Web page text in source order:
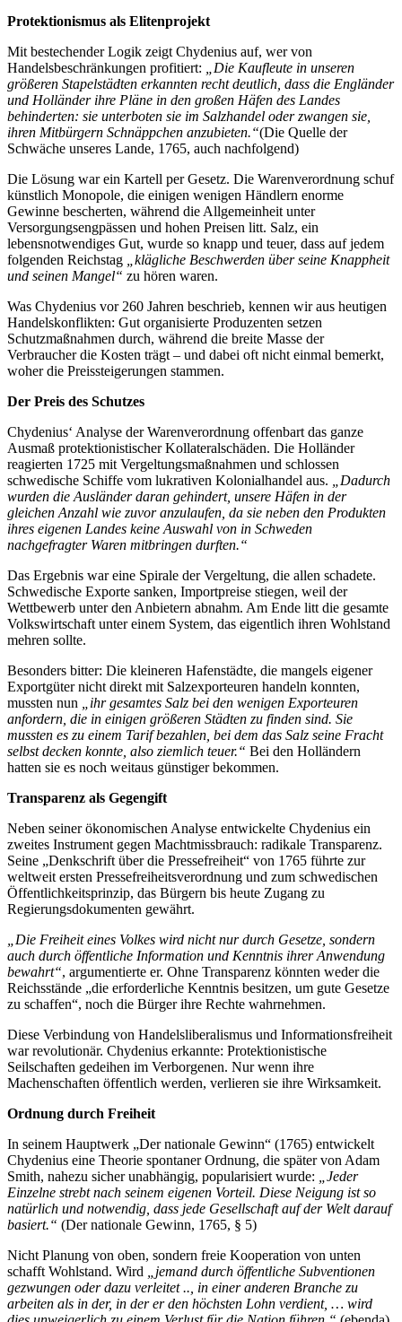
Protektionismus als Elitenprojekt
Mit bestechender Logik zeigt Chydenius auf, wer von
Handelsbeschränkungen profitiert:
„Die Kaufleute in unseren
größeren Stapelstädten erkannten recht deutlich, dass die Engländer
und Holländer ihre Pläne in den großen Häfen des Landes
behinderten: sie unterboten sie im Salzhandel oder zwangen sie,
ihren Mitbürgern Schnäppchen anzubieten.“(Die Quelle der
Schwäche unseres Lande, 1765, auch nachfolgend)
Die Lösung war ein Kartell per Gesetz. Die Warenverordnung schuf
künstlich Monopole, die einigen wenigen Händlern enorme
Gewinne bescherten, während die Allgemeinheit unter
Versorgungsengpässen und hohen Preisen litt. Salz, ein
lebensnotwendiges Gut, wurde so knapp und teuer, dass auf jedem
folgenden Reichstag
„klägliche Beschwerden über seine Knappheit
und seinen Mangel“ zu hören waren.
Was Chydenius vor 260 Jahren beschrieb, kennen wir aus heutigen
Handelskonflikten: Gut organisierte Produzenten setzen
Schutzmaßnahmen durch, während die breite Masse der
Verbraucher die Kosten trägt – und dabei oft nicht einmal bemerkt,
woher die Preissteigerungen stammen.
Der Preis des Schutzes
Chydenius‘ Analyse der Warenverordnung offenbart das ganze
Ausmaß protektionistischer Kollateralschäden. Die Holländer
reagierten 1725 mit Vergeltungsmaßnahmen und schlossen
schwedische Schiffe vom lukrativen Kolonialhandel aus.
„Dadurch
wurden die Ausländer daran gehindert, unsere Häfen in der
gleichen Anzahl wie zuvor anzulaufen, da sie neben den Produkten
ihres eigenen Landes keine Auswahl von in Schweden
nachgefragter Waren mitbringen durften.“
Das Ergebnis war eine Spirale der Vergeltung, die allen schadete.
Schwedische Exporte sanken, Importpreise stiegen, weil der
Wettbewerb unter den Anbietern abnahm. Am Ende litt die gesamte
Volkswirtschaft unter einem System, das eigentlich ihren Wohlstand
mehren sollte.
Besonders bitter: Die kleineren Hafenstädte, die mangels eigener
Exportgüter nicht direkt mit Salzexporteuren handeln konnten,
mussten nun
„ihr gesamtes Salz bei den wenigen Exporteuren
anfordern, die in einigen größeren Städten zu finden sind. Sie
mussten es zu einem Tarif bezahlen, bei dem das Salz seine Fracht
selbst decken konnte, also ziemlich teuer.“ Bei den Holländern
hatten sie es noch weitaus günstiger bekommen.
Transparenz als Gegengift
Neben seiner ökonomischen Analyse entwickelte Chydenius ein
zweites Instrument gegen Machtmissbrauch: radikale Transparenz.
Seine „Denkschrift über die Pressefreiheit“ von 1765 führte zur
weltweit ersten Pressefreiheitsverordnung und zum schwedischen
Öffentlichkeitsprinzip, das Bürgern bis heute Zugang zu
Regierungsdokumenten gewährt.
„Die Freiheit eines Volkes wird nicht nur durch Gesetze, sondern
auch durch öffentliche Information und Kenntnis ihrer Anwendung
bewahrt“, argumentierte er. Ohne Transparenz könnten weder die
Reichsstände „die erforderliche Kenntnis besitzen, um gute Gesetze
zu schaffen“, noch die Bürger ihre Rechte wahrnehmen.
Diese Verbindung von Handelsliberalismus und Informationsfreiheit
war revolutionär. Chydenius erkannte: Protektionistische
Seilschaften gedeihen im Verborgenen. Nur wenn ihre
Machenschaften öffentlich werden, verlieren sie ihre Wirksamkeit.
Ordnung durch Freiheit
In seinem Hauptwerk „Der nationale Gewinn“ (1765) entwickelt
Chydenius eine Theorie spontaner Ordnung, die später von Adam
Smith, nahezu sicher unabhängig, popularisiert wurde:
„Jeder
Einzelne strebt nach seinem eigenen Vorteil. Diese Neigung ist so
natürlich und notwendig, dass jede Gesellschaft auf der Welt darauf
basiert.“ (Der nationale Gewinn, 1765, § 5)
Nicht Planung von oben, sondern freie Kooperation von unten
schafft Wohlstand. Wird
„jemand durch öffentliche Subventionen
gezwungen oder dazu verleitet .., in einer anderen Branche zu
arbeiten als in der, in der er den höchsten Lohn verdient, … wird